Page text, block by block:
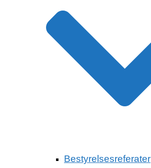
Bestyrelsesreferater